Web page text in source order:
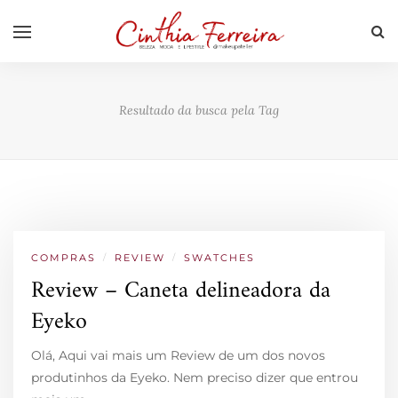
Resultado da busca pela Tag
COMPRAS / REVIEW / SWATCHES
Review – Caneta delineadora da
Eyeko
Olá, Aqui vai mais um Review de um dos novos
produtinhos da Eyeko. Nem preciso dizer que entrou